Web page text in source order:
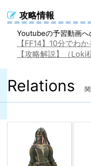
ディスタンス・ス
ディスタンス・
ディスタンス・
ディスタンス・
ディスタンス・ヒ
ディスタンス・ス
ディスタンス・
ディスタンス・
ディスタンス・
ディスタンス・ヒ
ディスタンス・ス
ディスタンス・
ディスタンス・
ディスタンス・
ディスタンス・ヒ
攻略情報
Youtubeの予習動画へ
【FF14】10分でわ
【攻略解説】（Loki
Relations